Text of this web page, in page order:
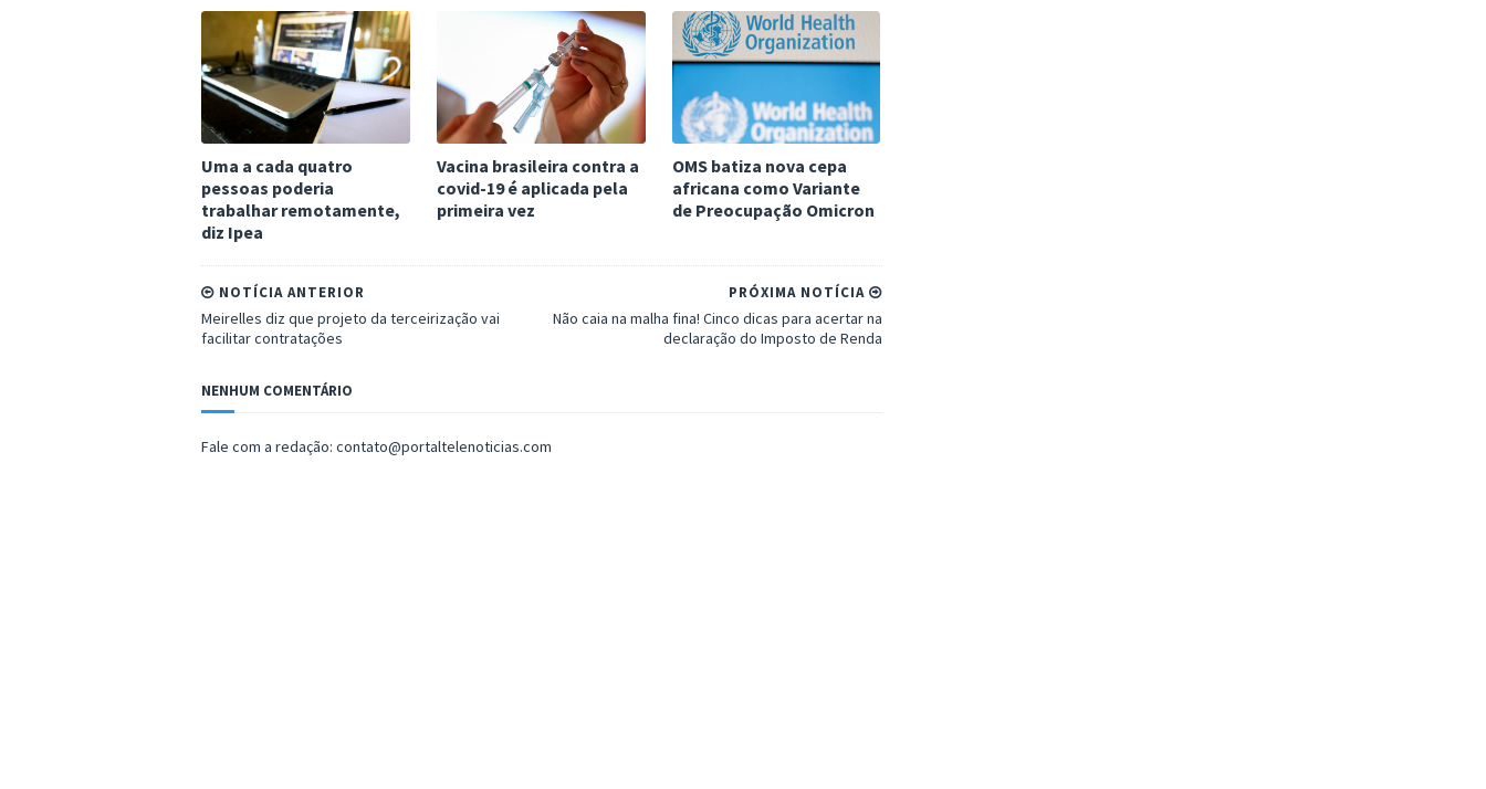
Uma a cada quatro
pessoas poderia
trabalhar remotamente,
diz Ipea
Vacina brasileira contra a
covid-19 é aplicada pela
primeira vez
OMS batiza nova cepa
africana como Variante
de Preocupação Omicron
PRÓXIMA NOTÍCIA
Não caia na malha fina! Cinco dicas para acertar na
declaração do Imposto de Renda
NOTÍCIA ANTERIOR
Meirelles diz que projeto da terceirização vai
facilitar contratações
NENHUM COMENTÁRIO
Fale com a redação: contato@portaltelenoticias.com